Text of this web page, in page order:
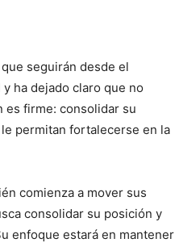
seguirán desde el
ha dejado claro que no
es firme: consolidar su
permitan fortalecerse en la
comienza a mover sus
consolidar su posición y
enfoque estará en mantener